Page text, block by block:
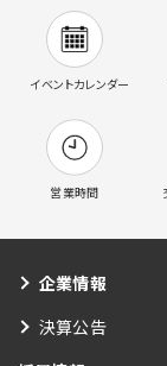
イベントカレンダー
営業時間
企業情報
決算公告